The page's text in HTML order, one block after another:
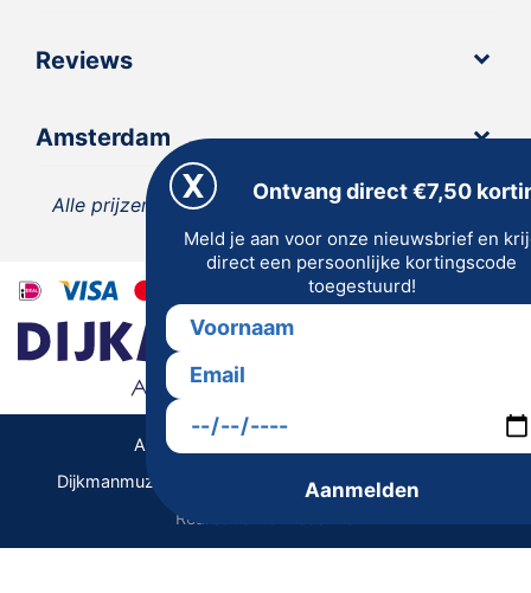
Reviews
Amsterdam
Alle prijzen zijn inclusief 21% BTW, tenzij anders
vermeld.
Dijkmanmuziek 2026 © | Alle rechten voorbehouden
Realisatie De Websmid
Algemene Voorwaarden | Privacy
Ontvang direct €7,50
Meld je aan voor onze nieuwsbrief en
direct een persoonlijke kortingscode
toegestuurd!
Aanmelden